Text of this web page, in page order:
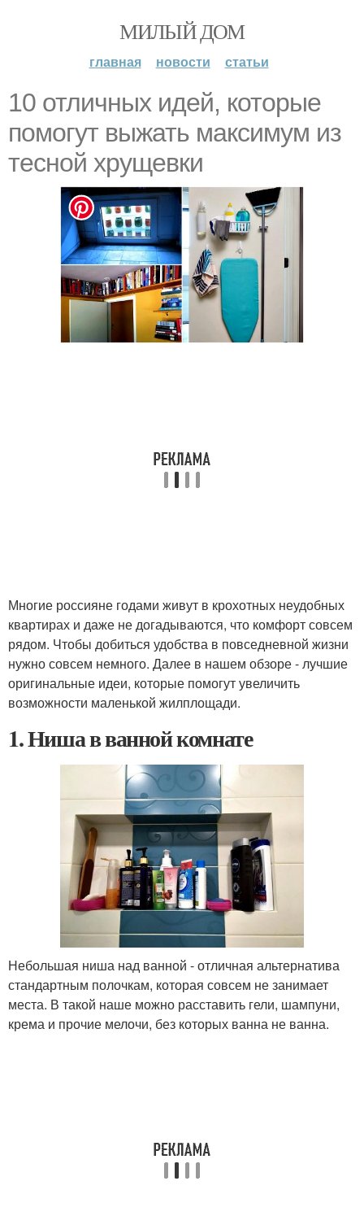
МИЛЫЙ ДОМ
главная новости статьи
10 отличных идей, которые
помогут выжать максимум из
тесной хрущевки
Многие россияне годами живут в крохотных неудобных
квартирах и даже не догадываются, что комфорт совсем
рядом. Чтобы добиться удобства в повседневной жизни
нужно совсем немного. Далее в нашем обзоре - лучшие
оригинальные идеи, которые помогут увеличить
возможности маленькой жилплощади.
1. Ниша в ванной комнате
Небольшая ниша над ванной - отличная альтернатива
стандартным полочкам, которая совсем не занимает
места. В такой наше можно расставить гели, шампуни,
крема и прочие мелочи, без которых ванна не ванна.